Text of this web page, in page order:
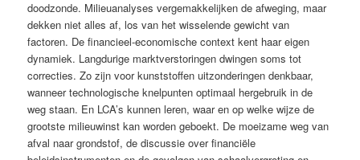
doodzonde. Milieuanalyses vergemakkelijken de afweging, maar
dekken niet alles af, los van het wisselende gewicht van
factoren. De financieel-economische context kent haar eigen
dynamiek. Langdurige marktverstoringen dwingen soms tot
correcties. Zo zijn voor kunststoffen uitzonderingen denkbaar,
wanneer technologische knelpunten optimaal hergebruik in de
weg staan. En LCA’s kunnen leren, waar en op welke wijze de
grootste milieuwinst kan worden geboekt. De moeizame weg van
afval naar grondstof, de discussie over financiële